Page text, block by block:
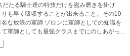
たる騎士達の特技だけを盗み磨きを掛け
も早く吸収することが出来ること。その10
な放浪の軍師 ゾロンに軍師としての知識を
軍師としても最強クラスまでにのしあがった
。そして、後に第一次バライム戦役と呼ばれ
国12神将(借り)の一人として数えられ、軍師